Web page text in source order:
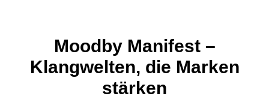
Moodby Manifest –
Klangwelten, die Marken
stärken